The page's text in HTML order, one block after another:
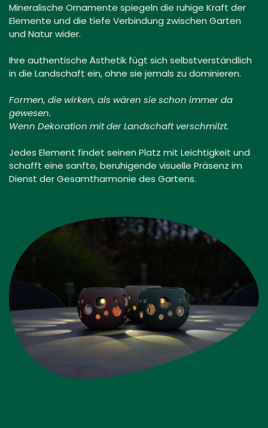
Mineralische Ornamente spiegeln die ruhige Kraft der
Elemente und die tiefe Verbindung zwischen Garten
und Natur wider.
Ihre authentische Ästhetik fügt sich selbstverständlich
in die Landschaft ein, ohne sie jemals zu dominieren.
Formen, die wirken, als wären sie schon immer da
gewesen.
Wenn Dekoration mit der Landschaft verschmilzt.
Jedes Element findet seinen Platz mit Leichtigkeit und
schafft eine sanfte, beruhigende visuelle Präsenz im
Dienst der Gesamtharmonie des Gartens.